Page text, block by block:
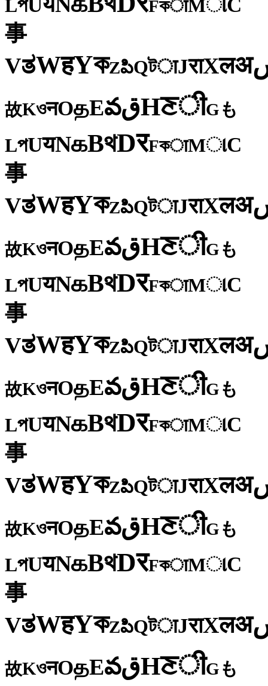
LপU FকाMાC
事
VತWहYকZపిQটाJराXलअ
故KওनOதEవقHਣीGも
LপUयNகBথDरFকाMાC
事
VತWहYকZపిQটाJराXलअ
故KওनOதEవقHਣीGも
LপUयNகBথDरFকाMાC
事
VತWहYকZపిQটाJराXलअ
故KওनOதEవقHਣीGも
LপUयNகBথDरFকाMાC
事
VತWहYকZపిQটाJराXलअ
故KওनOதEవقHਣीGも
LপUयNகBথDरFকाMાC
事
VತWहYকZపిQটाJराXलअ
故KওनOதEవقHਣीGも